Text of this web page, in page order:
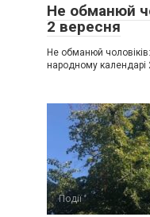
Не обманюй
2 вересня
Не обманюй
народному календарі
Події